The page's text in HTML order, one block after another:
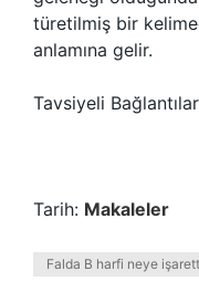
türetilmiş bir
anlamına gelir.
Tavsiyeli
Tarih: Makaleler
Falda B harfi neye